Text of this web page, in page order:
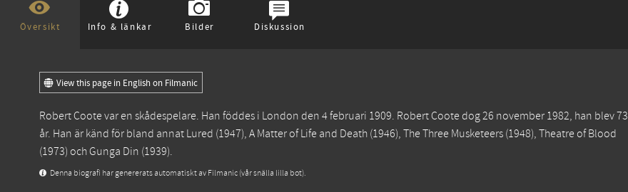
Översikt Info & länkar Bilder Diskussion
View this page in English on Filmanic
Robert Coote var en skådespelare. Han föddes i London den 4 februari 1909. Robert Coote dog 26 november 1982, han blev 73
år. Han är känd för bland annat Lured (1947), A Matter of Life and Death (1946), The Three Musketeers (1948), Theatre of Blood
(1973) ochGunga Din (1939).
Denna biografi har genererats automatiskt av Filmanic (vår snälla lilla bot).